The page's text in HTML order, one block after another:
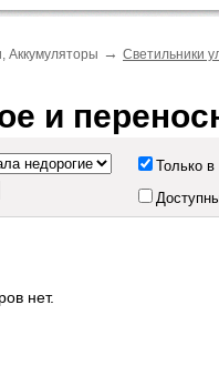
Аккумуляторы → Светильники
и
Только в
нет.